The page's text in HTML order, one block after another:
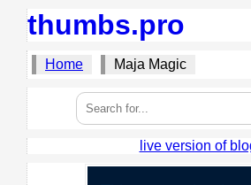
thumbs.pro
Home Maja Magic
live version of